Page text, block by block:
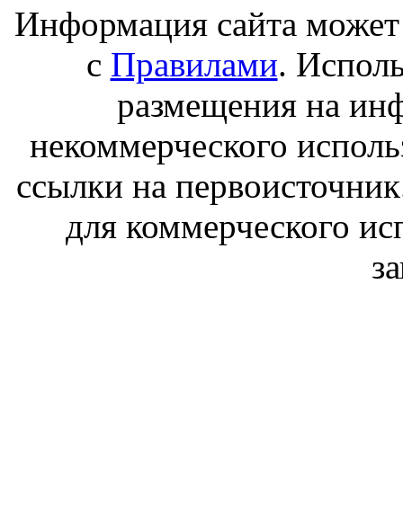
Информация сайта может
с Правилами.
размещения на
некоммерческого
ссылки на
для коммерческого